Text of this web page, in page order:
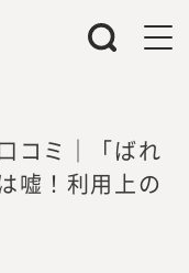
コミ｜「ばれ
嘘！利用上の